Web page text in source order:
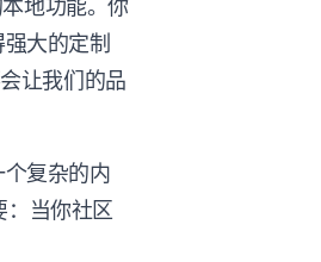
地功能。你
大的定制
让我们的品
复杂的内
当你社区